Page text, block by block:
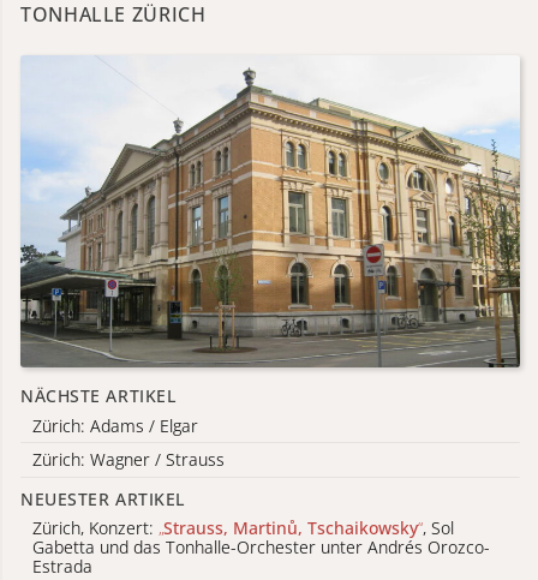
TONHALLE ZÜRICH
NÄCHSTE ARTIKEL
Zürich: Adams / Elgar
Zürich: Wagner / Strauss
NEUESTER ARTIKEL
Zürich, Konzert: „Strauss, Martinů, Tschaikowsky“, Sol
Gabetta und das Tonhalle-Orchester unter Andrés Orozco-
Estrada